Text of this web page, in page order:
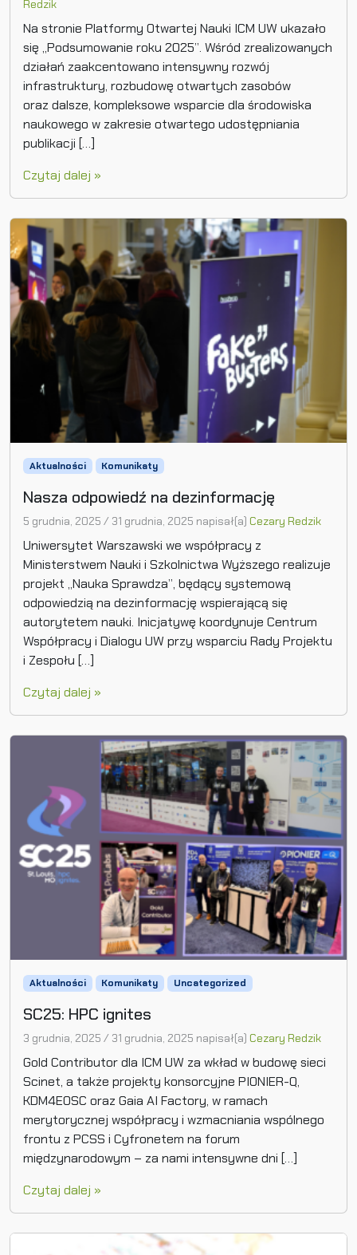
Redzik
Na stronie Platformy Otwartej Nauki ICM UW ukazało
się „Podsumowanie roku 2025”. Wśród zrealizowanych
działań zaakcentowano intensywny rozwój
infrastruktury, rozbudowę otwartych zasobów
oraz dalsze, kompleksowe wsparcie dla środowiska
naukowego w zakresie otwartego udostępniania
publikacji […]
Czytaj dalej »
Aktualności Komunikaty
Nasza odpowiedź na dezinformację
5 grudnia, 2025 / 31 grudnia, 2025 napisał(a) Cezary Redzik
Uniwersytet Warszawski we współpracy z
Ministerstwem Nauki i Szkolnictwa Wyższego realizuje
projekt „Nauka Sprawdza”, będący systemową
odpowiedzią na dezinformację wspierającą się
autorytetem nauki. Inicjatywę koordynuje Centrum
Współpracy i Dialogu UW przy wsparciu Rady Projektu
i Zespołu […]
Czytaj dalej »
Aktualności Komunikaty Uncategorized
SC25: HPC ignites
3 grudnia, 2025 / 31 grudnia, 2025 napisał(a) Cezary Redzik
Gold Contributor dla ICM UW za wkład w budowę sieci
Scinet, a także projekty konsorcyjne PIONIER-Q,
KDM4EOSC oraz Gaia AI Factory, w ramach
merytorycznej współpracy i wzmacniania wspólnego
frontu z PCSS i Cyfronetem na forum
międzynarodowym – za nami intensywne dni […]
Czytaj dalej »